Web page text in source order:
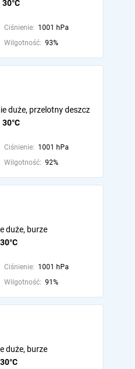
30°C
Ciśnienie: 1001 hPa
Wilgotność: 93%
30°C
duże, przelotny deszcz
Ciśnienie: 1001 hPa
Wilgotność: 92%
30°C
duże, burze
Ciśnienie: 1001 hPa
Wilgotność: 91%
30°C
duże, burze